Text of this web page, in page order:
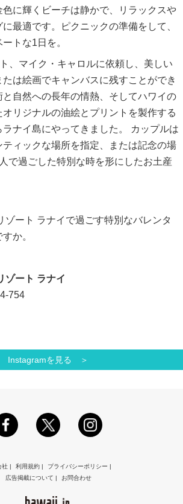
に輝くビーチは静かで、リラックスや
最適です。ピクニックの準備をして、
トな1日を。
、マイク・キャロルに依頼し、美しい
は絵画でキャンバスに残すことができ
と自然への長年の情熱、そしてハワイの
リジナルの油絵とプリントを製作する
ナイ島にやってきました。 カップルは
ィックな場所を指定、または記念の場
で過ごした特別な時を形にしたお土産
ゾート ラナイで過ごす特別なバレンタ
か。
ゾート ラナイ
754
Instagramを見る ＞
社| 利用規約| プライバシーポリシー |
広告掲載について | お問合わせ